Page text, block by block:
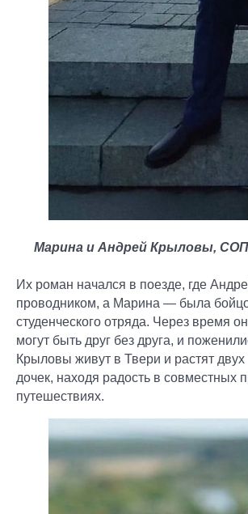
Марина и Андрей Крыловы,
Их роман начался в поезде, где
проводником, а Марина — была
студенческого отряда. Через время
могут быть друг без друга, и
Крыловы живут в Твери и растят
дочек, находя радость в совместных
путешествиях.